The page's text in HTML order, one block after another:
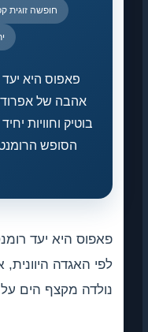
חופשה זוגית
פאפוס היא
אהבה של
בוטיק וחוויות
הסופש
פאפוס היא יעד
לפי האגדה
נולדה מקצף הים